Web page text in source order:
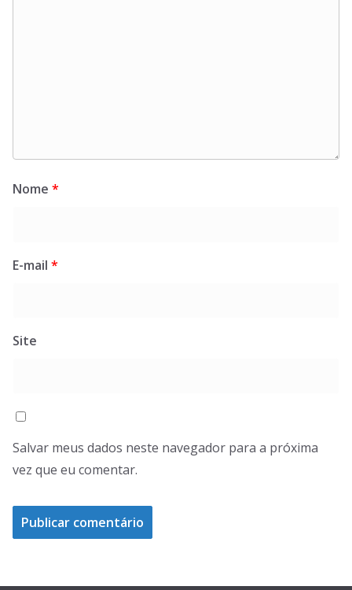
Nome *
E-mail *
Site
Salvar meus dados neste navegador para a próxima
vez que eu comentar.